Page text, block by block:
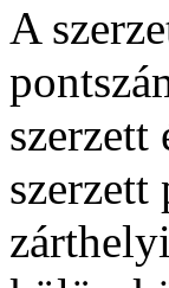
A
szerzett